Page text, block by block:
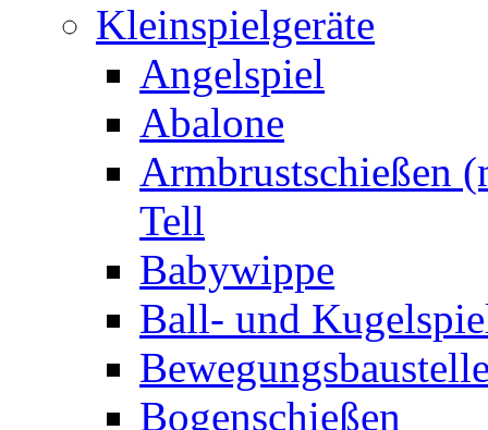
Kleinspielgeräte
Angelspiel
Abalone
Armbrustschießen
Tell
Babywippe
Ball- und
Bogenschießen